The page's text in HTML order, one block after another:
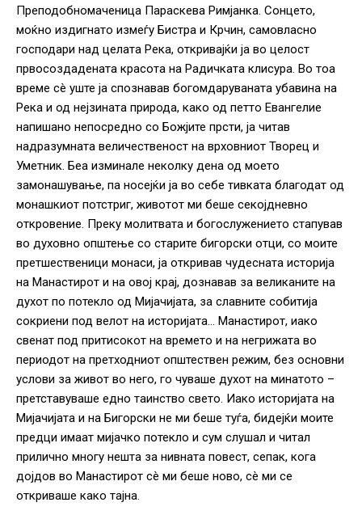
Преподобномаченица Параскева Римјанка. Сонцето,
моќно издигнато измеѓу Бистра и Крчин, самовласно
господари над целата Река, откривајќи ја во целост
првосоздадената красота на Радичката клисура. Во тоа
време сè уште ја спознавав богомдаруваната убавина на
Река и од нејзината природа, како од петто Евангелие
напишано непосредно со Божјите прсти, ја читав
надразумната величественост на врховниот Творец и
Уметник. Беа изминале неколку дена од моето
замонашување, па носејќи ја во себе тивката благодат од
монашкиот потстриг, животот ми беше секојдневно
откровение. Преку молитвата и богослужението стапував
во духовно општење со старите бигорски отци, со моите
претшественици монаси, ја откривав чудесната историја
на Манастирот и на овој крај, дознавав за великаните на
духот по потекло од Мијачијата, за славните собитија
сокриени под велот на историјата… Манастирот, иако
свенат под притисокот на времето и на негрижата во
периодот на претходниот општествен режим, без основни
услови за живот во него, го чуваше духот на минатото –
претставуваше едно таинство свето. Иако историјата на
Мијачијата и на Бигорски не ми беше туѓа, бидејќи моите
предци имаат мијачко потекло и сум слушал и читал
прилично многу нешта за нивната повест, сепак, кога
дојдов во Манастирот сè ми беше ново, сè ми се
откриваше како тајна.